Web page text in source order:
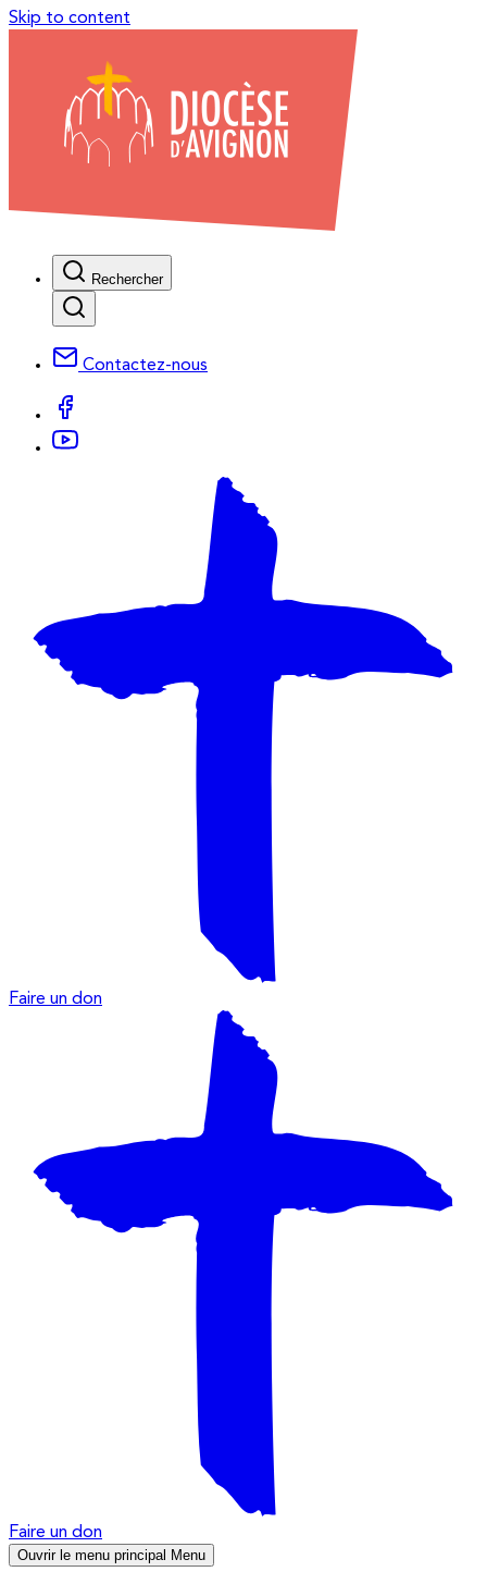
Skip to content
Rechercher
Contactez-nous
Faire un don
Faire un don
Ouvrir le menu principal Menu